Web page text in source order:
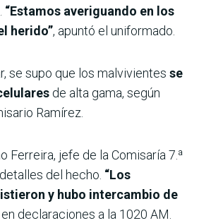
“Estamos averiguando en los
herido”, apuntó el uniformado.
se supo que los malvivientes se
de alta gama, según
Ramírez.
Ferreira, jefe de la Comisaría 7.ª
del hecho. “Los
y hubo intercambio de
declaraciones a la 1020 AM.